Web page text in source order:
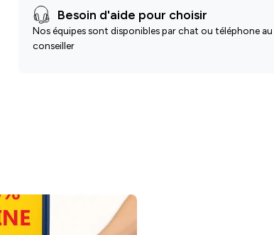
Besoin d'aide pour choisir
Nos équipes sont disponibles par chat ou téléphone au
conseiller